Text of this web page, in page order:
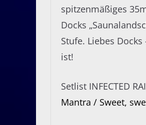
spitzenmäßiges
Docks
Stufe. Liebes
ist!
Setlist INFECTED
Mantra / Sweet,